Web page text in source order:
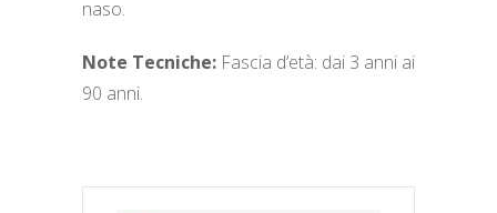
naso.
Note Tecniche: Fascia d’età: dai 3 anni ai
90 anni.